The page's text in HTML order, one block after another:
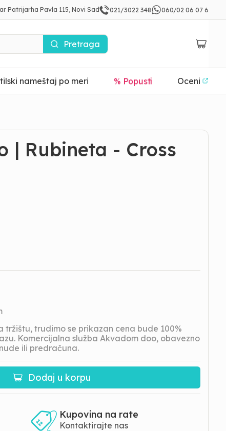
Patrijarha Pavla 115, Novi Sad 021/3022 348 060/02 06 07 6
Pretraga
nameštaj po meri % Popusti Oceni
| Rubineta - Cross
tržištu, trudimo se prikazan cena bude 100%
Komercijalna služba Akvadom doo, obavezno
ili predračuna.
Dodaj u korpu
Kupovina na rate
Kontaktirajte nas